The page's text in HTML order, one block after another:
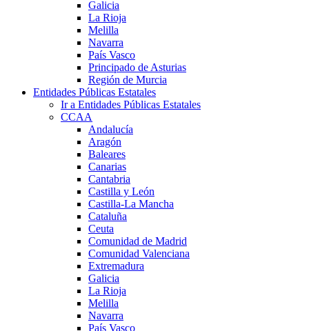
Galicia
La Rioja
Melilla
Navarra
País Vasco
Principado de Asturias
Región de Murcia
Entidades Públicas Estatales
Ir a Entidades Públicas Estatales
CCAA
Andalucía
Aragón
Baleares
Canarias
Cantabria
Castilla y León
Castilla-La Mancha
Cataluña
Ceuta
Comunidad de Madrid
Comunidad Valenciana
Extremadura
Galicia
La Rioja
Melilla
Navarra
País Vasco